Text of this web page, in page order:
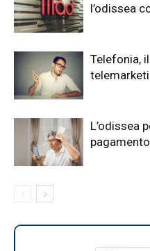
l’odissea
Telefonia,
L’odissea